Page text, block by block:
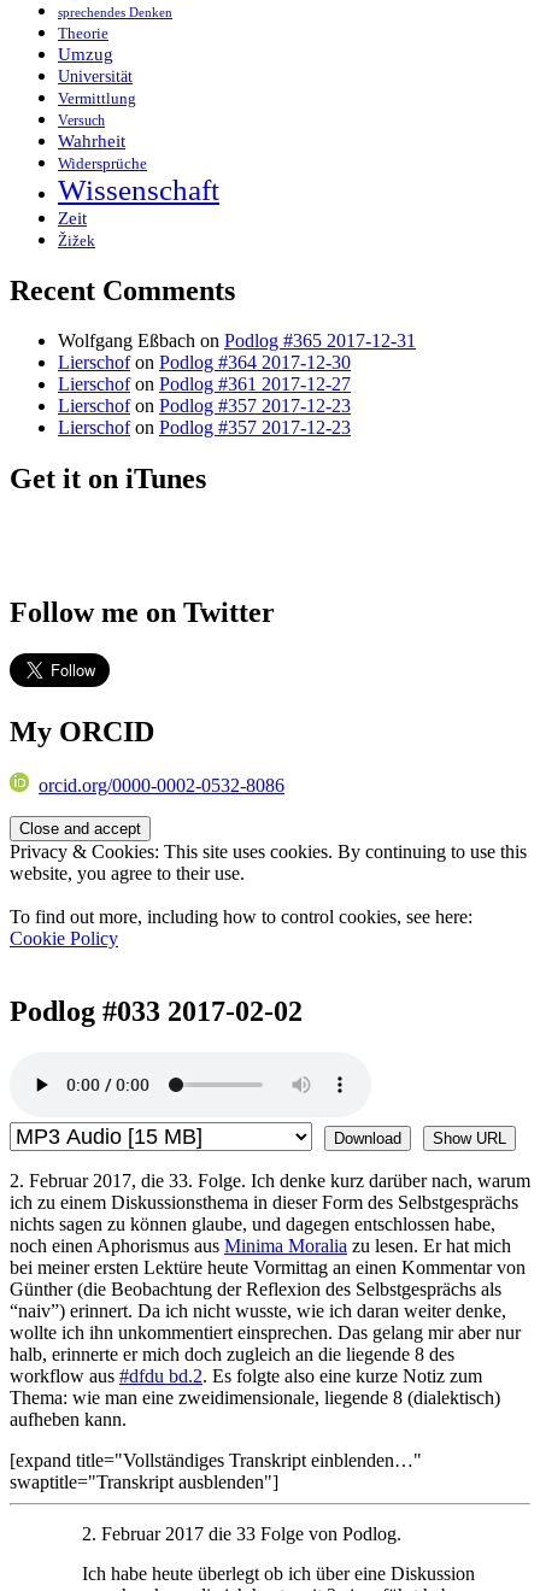
sprechendes Denken
Theorie
Umzug
Universität
Vermittlung
Versuch
Wahrheit
Widersprüche
Wissenschaft
Zeit
Žižek
Recent Comments
Wolfgang Eßbach on Podlog #365 2017-12-31
Lierschofon Podlog #364 2017-12-30
Lierschofon Podlog #361 2017-12-27
Lierschofon Podlog #357 2017-12-23
Lierschofon Podlog #357 2017-12-23
Get it on iTunes
Follow me on Twitter
My ORCID
orcid.org/0000-0002-0532-8086
Privacy & Cookies: This site uses cookies. By continuing to use this
website, you agree to their use.
To find out more, including how to control cookies, see here:
Cookie Policy
Podlog #033 2017-02-02
Download Show URL
2. Februar 2017, die 33. Folge. Ich denke kurz darüber nach, warum
ich zu einem Diskussionsthema in dieser Form des Selbstgesprächs
nichts sagen zu können glaube, und dagegen entschlossen habe,
noch einen Aphorismus aus Minima Moralia zu lesen. Er hat mich
bei meiner ersten Lektüre heute Vormittag an einen Kommentar von
Günther (die Beobachtung der Reflexion des Selbstgesprächs als
“naiv”) erinnert. Da ich nicht wusste, wie ich daran weiter denke,
wollte ich ihn unkommentiert einsprechen. Das gelang mir aber nur
halb, erinnerte er mich doch zugleich an die liegende 8 des
workflow aus #dfdu bd.2. Es folgte also eine kurze Notiz zum
Thema: wie man eine zweidimensionale, liegende 8 (dialektisch)
aufheben kann.
[expand title="Vollständiges Transkript einblenden…"
swaptitle="Transkript ausblenden"]
2. Februar 2017 die 33 Folge von Podlog.
Ich habe heute überlegt ob ich über eine Diskussion